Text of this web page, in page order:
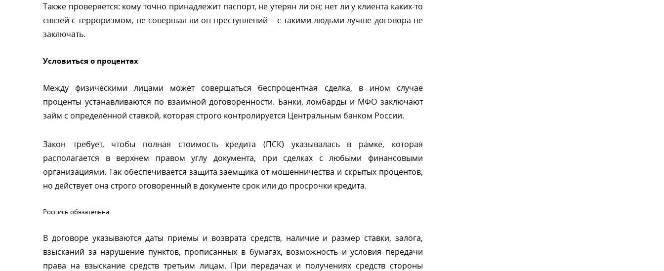
Также проверяется: кому точно принадлежит паспорт, не утерян ли он; нет ли у клиента каких-то
связей с терроризмом, не совершал ли он преступлений – с такими людьми лучше договора не
заключать.
Условиться о процентах
Между физическими лицами может совершаться беспроцентная сделка, в ином случае
проценты устанавливаются по взаимной договоренности. Банки, ломбарды и МФО заключают
займ с определённой ставкой, которая строго контролируется Центральным банком России.
Закон требует, чтобы полная стоимость кредита (ПСК) указывалась в рамке, которая
располагается в верхнем правом углу документа, при сделках с любыми финансовыми
организациями. Так обеспечивается защита заемщика от мошенничества и скрытых процентов,
но действует она строго оговоренный в документе срок или до просрочки кредита.
Роспись обязательна
договоре указываются даты приемы и возврата средств, наличие и размер ставки, залога,
зысканий за нарушение пунктов, прописанных в бумагах, возможность и условия передачи
права на взыскание средств третьим лицам. При передачах и получениях средств стороны